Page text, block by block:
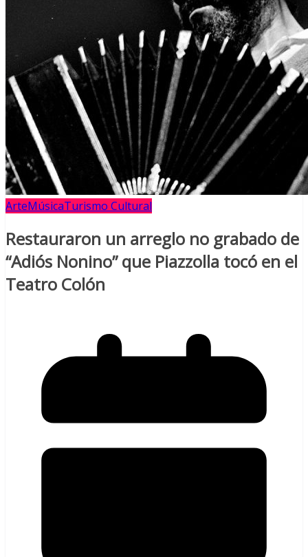
ArteMúsicaTurismo Cultural
Restauraron un arreglo no grabado de
“Adiós Nonino” que Piazzolla tocó en el
Teatro Colón